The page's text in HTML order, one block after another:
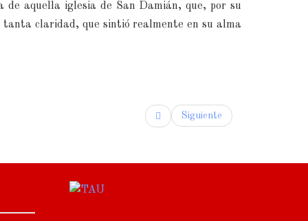
de aquella iglesia de San Damián, que, por su
claridad, que sintió realmente en su alma
Siguiente